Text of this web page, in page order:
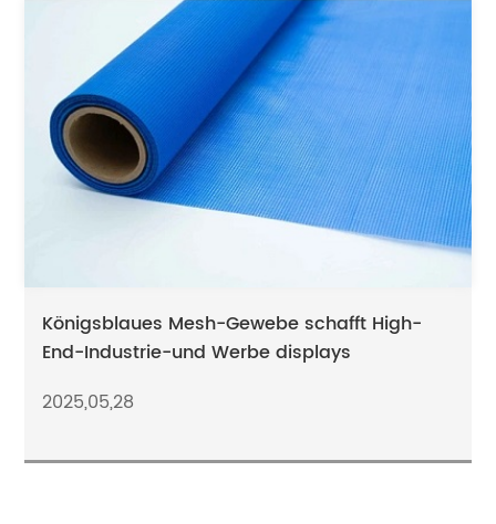
Königsblaues Mesh-Gewebe schafft High-
End-Industrie-und Werbe displays
2025,05,28